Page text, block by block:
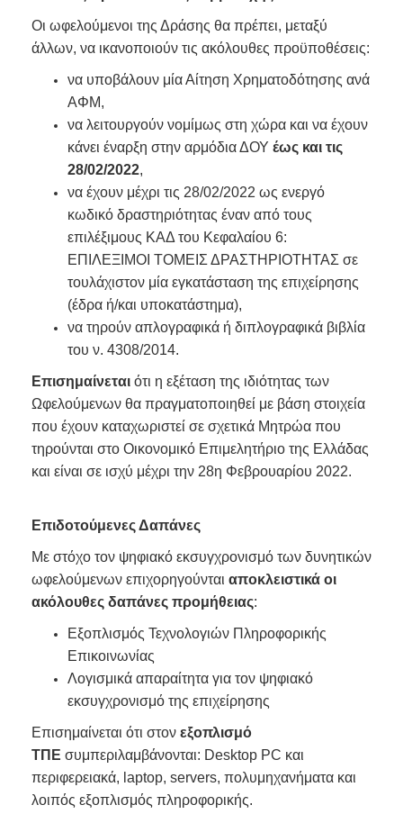
Οι ωφελούμενοι της Δράσης θα πρέπει, μεταξύ
άλλων, να ικανοποιούν τις ακόλουθες προϋποθέσεις:
να υποβάλουν μία Αίτηση Χρηματοδότησης ανά
ΑΦΜ,
να λειτουργούν νομίμως στη χώρα και να έχουν
κάνει έναρξη στην αρμόδια ΔΟΥ έως και τις
28/02/2022,
να έχουν μέχρι τις 28/02/2022 ως ενεργό
κωδικό δραστηριότητας έναν από τους
επιλέξιμους ΚΑΔ του Κεφαλαίου 6:
ΕΠΙΛΕΞΙΜΟΙ ΤΟΜΕΙΣ ΔΡΑΣΤΗΡΙΟΤΗΤΑΣ σε
τουλάχιστον μία εγκατάσταση της επιχείρησης
(έδρα ή/και υποκατάστημα),
να τηρούν απλογραφικά ή διπλογραφικά βιβλία
του ν. 4308/2014.
Επισημαίνεται ότι η εξέταση της ιδιότητας των
Ωφελούμενων θα πραγματοποιηθεί με βάση στοιχεία
που έχουν καταχωριστεί σε σχετικά Μητρώα που
τηρούνται στο Οικονομικό Επιμελητήριο της Ελλάδας
και είναι σε ισχύ μέχρι την 28η Φεβρουαρίου 2022.
Επιδοτούμενες Δαπάνες
Με στόχο τον ψηφιακό εκσυγχρονισμό των δυνητικών
ωφελούμενων επιχορηγούνται αποκλειστικά οι
ακόλουθες δαπάνες προμήθειας:
Εξοπλισμός Τεχνολογιών Πληροφορικής
Επικοινωνίας
Λογισμικά απαραίτητα για τον ψηφιακό
εκσυγχρονισμό της επιχείρησης
Επισημαίνεται ότι στον εξοπλισμό
ΤΠΕ συμπεριλαμβάνονται: Desktop PC και
περιφερειακά, laptop, servers, πολυμηχανήματα και
λοιπός εξοπλισμός πληροφορικής.